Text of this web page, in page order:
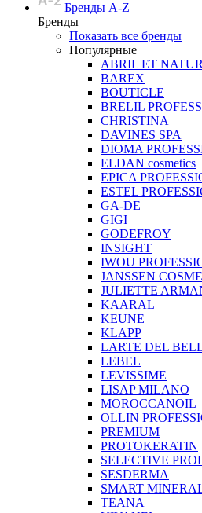
Бренды A-Z
Бренды
Показать все бренды
Популярные
ABRIL ET
BAREX
BOUTICLE
BRELIL
CHRISTINA
DAVINES SPA
DIOMA
ELDAN cosmetics
EPICA
ESTEL
GA-DE
GIGI
GODEFROY
INSIGHT
IWOU
JANSSEN
JULIETTE
KAARAL
KEUNE
KLAPP
LARTE DEL
LEBEL
LEVISSIME
LISAP MILANO
MOROCCANOIL
OLLIN
PREMIUM
PROTOKERATIN
SELECTIVE
SESDERMA
SMART
TEANA